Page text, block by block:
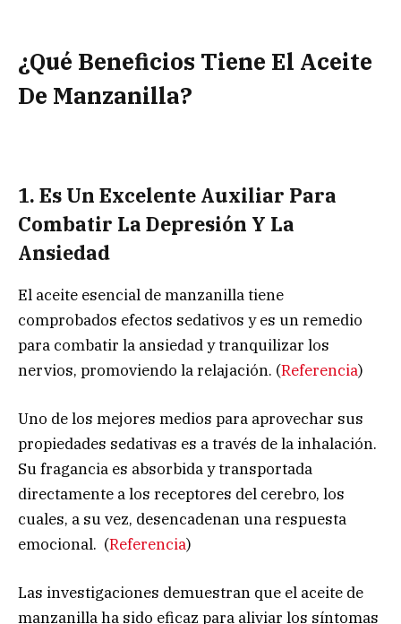
¿Qué Beneficios Tiene El Aceite
De Manzanilla?
1. Es Un Excelente Auxiliar Para
Combatir La Depresión Y La
Ansiedad
El aceite esencial de manzanilla tiene
comprobados efectos sedativos y es un remedio
para combatir la ansiedad y tranquilizar los
nervios, promoviendo la relajación. (Referencia)
Uno de los mejores medios para aprovechar sus
propiedades sedativas es a través de la inhalación.
Su fragancia es absorbida y transportada
directamente a los receptores del cerebro, los
cuales, a su vez, desencadenan una respuesta
emocional. (Referencia)
Las investigaciones demuestran que el aceite de
manzanilla ha sido eficaz para aliviar los síntomas